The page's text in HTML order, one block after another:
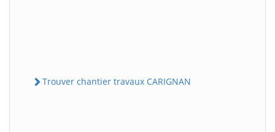
Trouver chantier travaux CARIGNAN